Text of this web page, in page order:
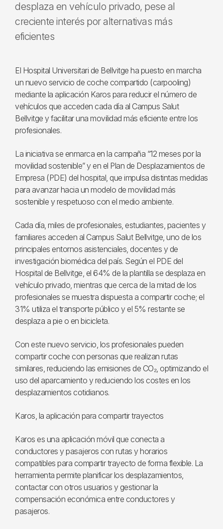
desplaza en vehículo privado, pese al
creciente interés por alternativas más
eficientes
El Hospital Universitari de Bellvitge ha puesto en marcha
un nuevo servicio de coche compartido (carpooling)
mediante la aplicación Karos para reducir el número de
vehículos que acceden cada día al Campus Salut
Bellvitge y facilitar una movilidad más eficiente entre los
profesionales.
La iniciativa se enmarca en la campaña “12 meses por la
movilidad sostenible” y en el Plan de Desplazamientos de
Empresa (PDE) del hospital, que impulsa distintas medidas
para avanzar hacia un modelo de movilidad más
sostenible y respetuoso con el medio ambiente.
Cada día, miles de profesionales, estudiantes, pacientes y
familiares acceden al Campus Salut Bellvitge, uno de los
principales entornos asistenciales, docentes y de
investigación biomédica del país. Según el PDE del
Hospital de Bellvitge, el 64% de la plantilla se desplaza en
vehículo privado, mientras que cerca de la mitad de los
profesionales se muestra dispuesta a compartir coche; el
31% utiliza el transporte público y el 5% restante se
desplaza a pie o en bicicleta.
Con este nuevo servicio, los profesionales pueden
compartir coche con personas que realizan rutas
similares, reduciendo las emisiones de CO₂, optimizando el
uso del aparcamiento y reduciendo los costes en los
desplazamientos cotidianos.
Karos, la aplicación para compartir trayectos
Karos es una aplicación móvil que conecta a
conductores y pasajeros con rutas y horarios
compatibles para compartir trayecto de forma flexible. La
herramienta permite planificar los desplazamientos,
contactar con otros usuarios y gestionar la
compensación económica entre conductores y
pasajeros.